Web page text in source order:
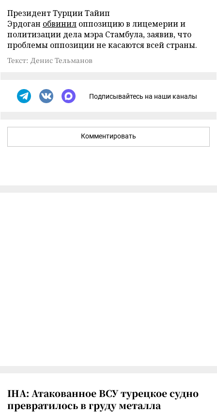
Президент Турции Тайип
Эрдоган обвинил оппозицию в лицемерии и
политизации дела мэра Стамбула, заявив, что
проблемы оппозиции не касаются всей страны.
Текст: Денис Тельманов
Подписывайтесь на наши каналы
Комментировать
IHA: Атакованное ВСУ турецкое судно
превратилось в груду металла